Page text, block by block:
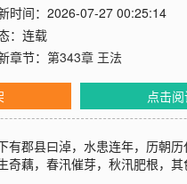
时间：2026-07-27 00:25:14
：连载
章节： 第343章 王法
点击
有郡县曰淖，水患连年，历朝
奇藕，春汛催芽，秋汛肥根，其